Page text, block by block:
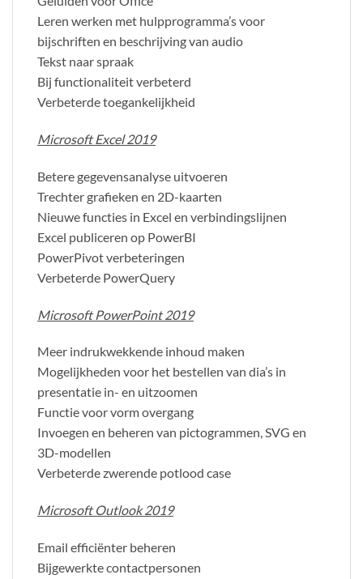
Leren werken met hulpprogramma’s voor
bijschriften en beschrijving van audio
Tekst naar spraak
Bij functionaliteit verbeterd
Verbeterde toegankelijkheid
Microsoft Excel 2019
Betere gegevensanalyse uitvoeren
Trechter grafieken en 2D-kaarten
Nieuwe functies in Excel en verbindingslijnen
Excel publiceren op PowerBI
PowerPivot verbeteringen
Verbeterde PowerQuery
Microsoft PowerPoint 2019
Meer indrukwekkende inhoud maken
Mogelijkheden voor het bestellen van dia’s in
presentatie in- en uitzoomen
Functie voor vorm overgang
Invoegen en beheren van pictogrammen, SVG en
3D-modellen
Verbeterde zwerende potlood case
Microsoft Outlook 2019
Email efficiënter beheren
Bijgewerkte contactpersonen